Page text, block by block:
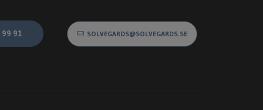
91 SOLVEGARDS@SOLVEGARDS.SE